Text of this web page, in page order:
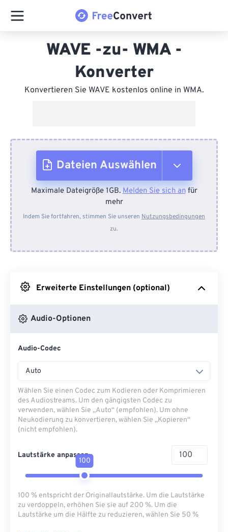
WAVE -zu- WMA -
Konverter
Konvertieren Sie WAVE kostenlos online in WMA.
Dateien Auswählen
Vom Gerät
Von Dropbox
Maximale Dateigröße 1GB.Melden Sie sich anfür
mehr
Indem Sie fortfahren, stimmen Sie unseren Nutzungsbedingungen
zu.
Erweiterte Einstellungen (optional)
Audio-Optionen
Audio-Codec
Auto
Wählen Sie einen Codec zum Kodieren oder Komprimieren
des Audiostreams. Um den gängigsten Codec zu
verwenden, wählen Sie „Auto“ (empfohlen). Um ohne
Neukodierung zu konvertieren, wählen Sie „Kopieren“
(nicht empfohlen).
Lautstärke anpassen
100
100 % entspricht der Originallautstärke. Um die Lautstärke
zu verdoppeln, erhöhen Sie sie auf 200 %. Um die
Lautstärke um die Hälfte zu reduzieren, wählen Sie 50 %